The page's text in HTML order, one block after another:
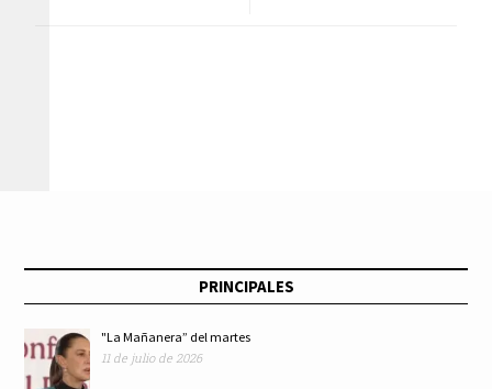
PRINCIPALES
"La Mañanera” del martes
11 de julio de 2026